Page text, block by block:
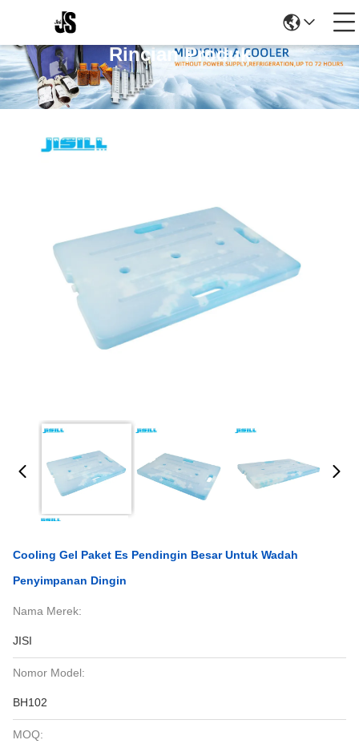
Rincian Produk
Cooling Gel Paket Es Pendingin Besar Untuk Wadah
Penyimpanan Dingin
Nama Merek:
JISI
Nomor Model:
BH102
MOQ: